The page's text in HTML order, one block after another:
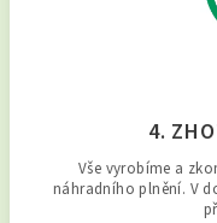
4.
Vše vyrobíme a
náhradního plnění. V